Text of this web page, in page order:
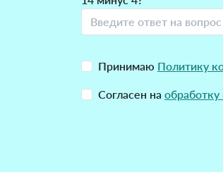
Принимаю Политику
Согласен на